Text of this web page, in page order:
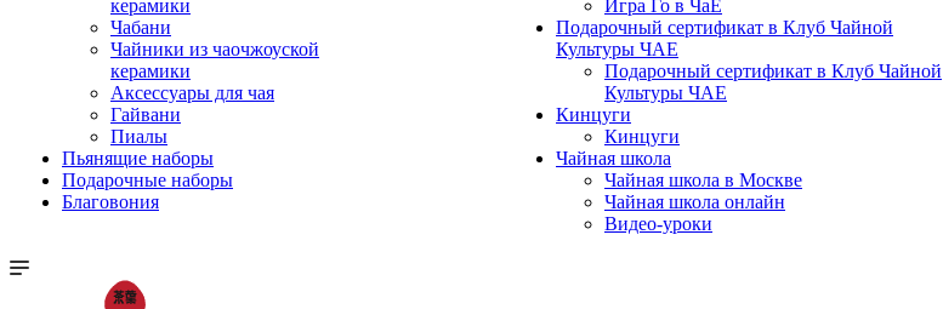
керамики
Чабани
Чайники из чаочжоуской
керамики
Аксессуары для чая
Гайвани
Пиалы
Пьянящие наборы
Подарочные наборы
Благовония
Игра Го в ЧаЕ
Подарочный сертификат в Клуб Чайной
Культуры ЧАЕ
Подарочный сертификат в Клуб Чайной
Культуры ЧАЕ
Кинцуги
Кинцуги
Чайная школа
Чайная школа в Москве
Чайная школа онлайн
Видео-уроки